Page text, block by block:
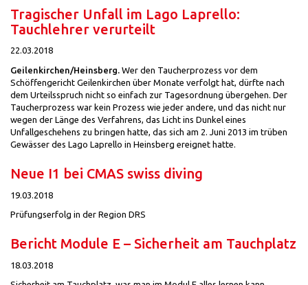
Tragischer Unfall im Lago Laprello:
Tauchlehrer verurteilt
22.03.2018
Geilenkirchen/Heinsberg. Wer den Taucherprozess vor dem
Schöffengericht Geilenkirchen über Monate verfolgt hat, dürfte nach
dem Urteilsspruch nicht so einfach zur Tagesordnung übergehen. Der
Taucherprozess war kein Prozess wie jeder andere, und das nicht nur
wegen der Länge des Verfahrens, das Licht ins Dunkel eines
Unfallgeschehens zu bringen hatte, das sich am 2. Juni 2013 im trüben
Gewässer des Lago Laprello in Heinsberg ereignet hatte.
Neue I1 bei CMAS swiss diving
19.03.2018
Prüfungserfolg in der Region DRS
Bericht Module E – Sicherheit am Tauchplatz
18.03.2018